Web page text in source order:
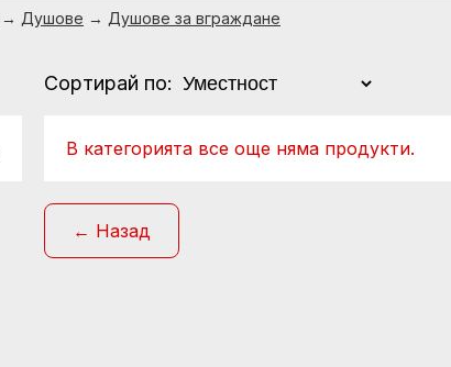
→ Душове → Душове за вграждане
Сортирай по:
В категорията все още няма продукти.
← Назад